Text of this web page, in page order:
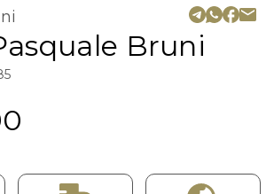
Bruni